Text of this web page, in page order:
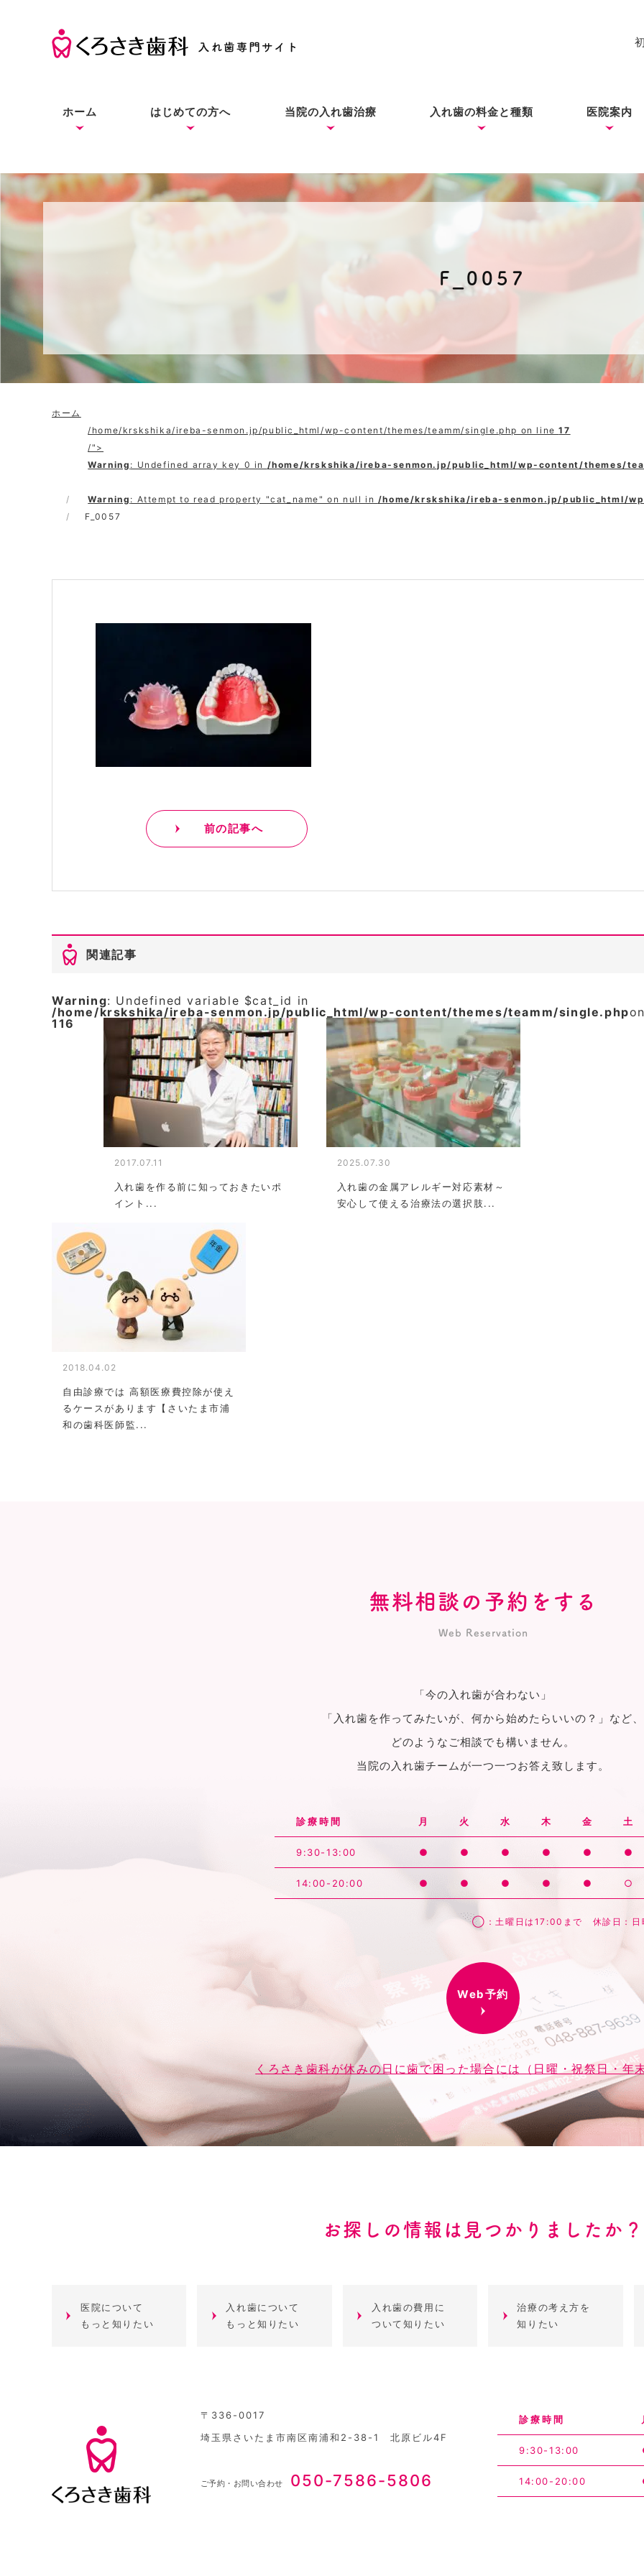
ホーム はじめての方へ 当院の入れ歯治療 入れ歯の料金と種類 医院案内
F_0057
ホーム
/home/krskshika/ireba-senmon.jp/public_html/wp-content/themes/teamm/single.php on line17
/">
Warning : Undefined array key 0 in /home/krskshika/ireba-senmon.jp/public_html/wp-content/themes/
Warning : Attempt to read property "cat_name" on null in /home/krskshika/ireba-senmon.jp/public_html/
F_0057
前の記事へ
関連記事
Warning: Undefined variable $cat_id in
/home/krskshika/ireba-senmon.jp/public_html/wp-content/themes/teamm/single.php
116
2017.07.11
入れ歯を作る前に知っておきたいポ
イント...
2025.07.30
入れ歯の金属アレルギー対応素材～
安心して使える治療法の選択肢...
2018.04.02
自由診療では 高額医療費控除が使え
るケースがあります【さいたま市浦
和の歯科医師監...
無料相談の予約をする
Web Reservation
「今の入れ歯が合わない」
「入れ歯を作ってみたいが、何から始めたらいいの？」など、
どのようなご相談でも構いません。
当院の入れ歯チームが一つ一つお答え致します。
診療時間 月 火 水 木 金 土
9:30-13:00 ● ● ● ● ● ●
14:00-20:00 ● ● ● ● ● ○
◯：土曜日は17:00まで 休診日：日
Web予約
くろさき歯科が休みの日に歯で困った場合には（日曜・祝祭日・年
お探しの情報は見つかりましたか？
医院について
もっと知りたい
入れ歯について
もっと知りたい
入れ歯の費用に
ついて知りたい
治療の考え方を
知りたい
〒336-0017
埼玉県さいたま市南区南浦和2-38-1 北原ビル4F
ご予約・お問い合わせ 050-7586-5806
診療時間
9:30-13:00
14:00-20:00